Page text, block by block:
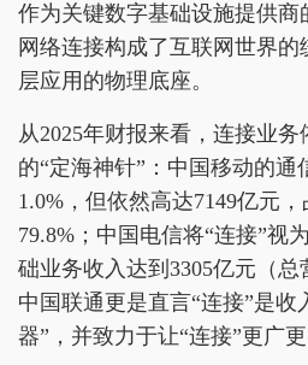
作为关键数字基础设施提供商
网络连接构成了互联网世界
层应用的物理底座。
从2025年财报来看，连接业
的“定海神针”：中国移动的
1.0%，但依然高达7149亿元
79.8%；中国电信将“连接”视
础业务收入达到3305亿元（总
中国联通更是直言“连接”是收
器”，并致力于让“连接”更广更